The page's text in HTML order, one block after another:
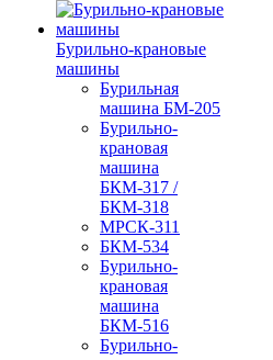
Бурильно-крановые
машины
Бурильная
машина БМ-205
Бурильно-
крановая
машина
БКМ-317 /
БКМ-318
МРСК-311
БКМ-534
Бурильно-
крановая
машина
БКМ-516
Бурильно-